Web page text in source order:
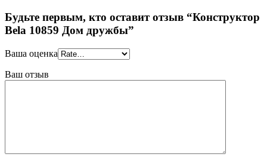
Будьте первым, кто оставит отзыв “Конструктор
Bela 10859 Дом дружбы”
Ваша оценка
Ваш отзыв